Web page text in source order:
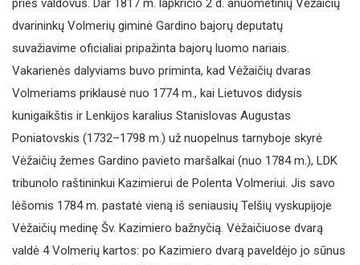
prieš valdovus. Dar 1817 m. lapkričio 2 d. anuometinių Vėžaičių
dvarininkų Volmerių giminė Gardino bajorų deputatų
suvažiavime oficialiai pripažinta bajorų luomo nariais.
Vakarienės dalyviams buvo priminta, kad Vėžaičių dvaras
Volmeriams priklausė nuo 1774 m., kai Lietuvos didysis
kunigaikštis ir Lenkijos karalius Stanislovas Augustas
Poniatovskis (1732–1798 m.) už nuopelnus tarnyboje skyrė
Vėžaičių žemes Gardino pavieto maršalkai (nuo 1784 m.), LDK
tribunolo raštininkui Kazimierui de Polenta Volmeriui. Jis savo
lėšomis 1784 m. pastatė vieną iš seniausių Telšių vyskupijoje
Vėžaičių medinę Šv. Kazimiero bažnyčią. Vėžaičiuose dvarą
valdė 4 Volmerių kartos: po Kazimiero dvarą paveldėjo jo sūnus